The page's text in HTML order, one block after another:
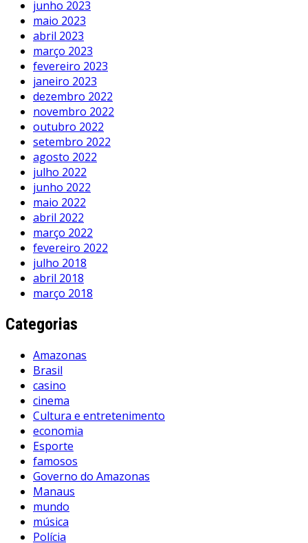
junho 2023
maio 2023
abril 2023
março 2023
fevereiro 2023
janeiro 2023
dezembro 2022
novembro 2022
outubro 2022
setembro 2022
agosto 2022
julho 2022
junho 2022
maio 2022
abril 2022
março 2022
fevereiro 2022
julho 2018
abril 2018
março 2018
Categorias
Amazonas
Brasil
casino
cinema
Cultura e entretenimento
economia
Esporte
famosos
Governo do Amazonas
Manaus
mundo
música
Polícia